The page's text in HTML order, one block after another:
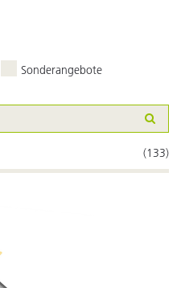
Sonderangebote
(133)